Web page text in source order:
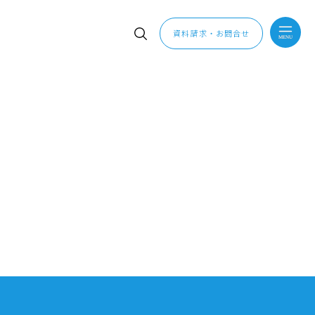
資料請求・お問合せ